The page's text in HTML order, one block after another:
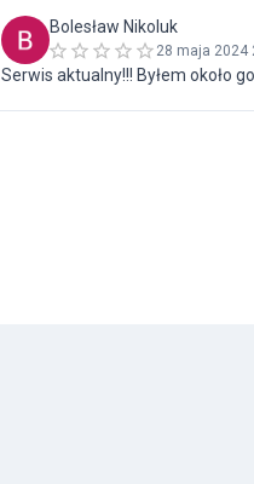
Bolesław Nikoluk
28 maja 2024
Serwis aktualny!!! Byłem około